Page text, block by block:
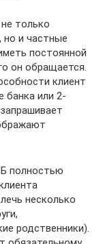
только
но и частные
постоянной
он обращается.
клиент
банка или 2-
полностью
несколько
родственники).